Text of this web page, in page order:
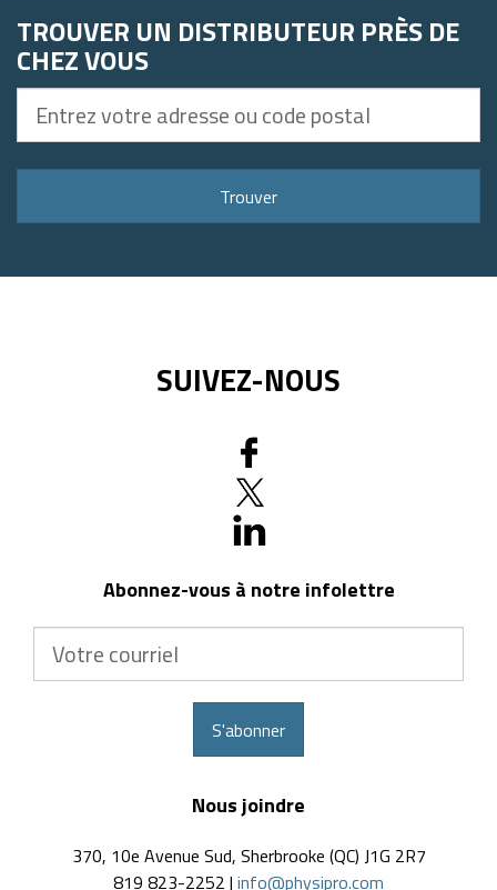
TROUVER UN DISTRIBUTEUR PRÈS DE
CHEZ VOUS
votre
Trouver
SUIVEZ-NOUS
Abonnez-vous à notre infolettre
S'abonner
Nous joindre
370, 10e Avenue Sud, Sherbrooke (QC) J1G 2R7
819 823-2252 | info@physipro.com